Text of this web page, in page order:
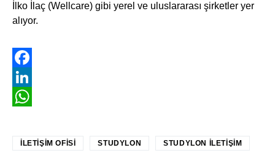
İlko İlaç (Wellcare) gibi yerel ve uluslararası şirketler yer
alıyor.
Facebook
LinkedIn
İLETIŞIM OFISI STUDYLON STUDYLON İLETIŞIM